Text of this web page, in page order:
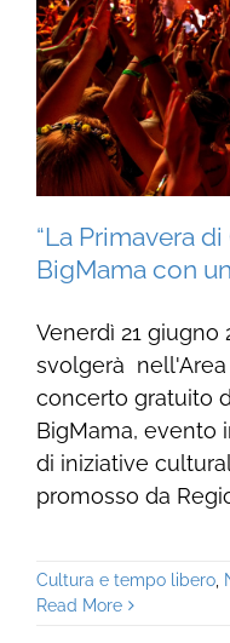
“La Primavera di
BigMama con
Venerdì 21 giugno
svolgerà nell'Area
concerto gratuito
BigMama, evento
di iniziative
promosso da
Cultura e tempo libero,
Read More